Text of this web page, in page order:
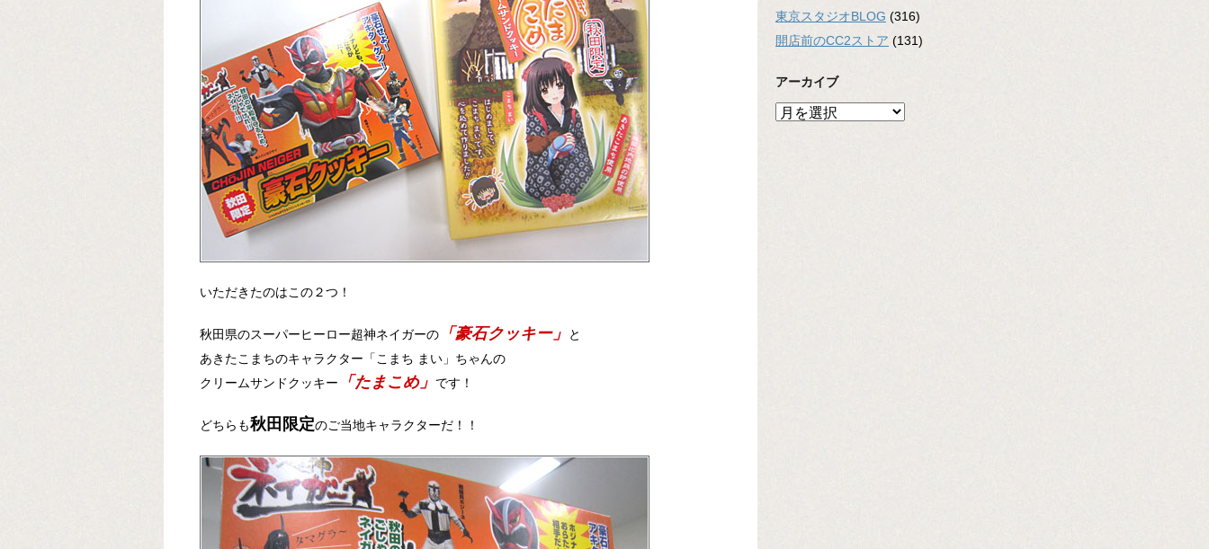
いただきたのはこの２つ！
秋田県のスーパーヒーロー超神ネイガーの 「豪石クッキー」
と
あきたこまちのキャラクター「こまち まい」ちゃんの
クリームサンドクッキー
「たまこめ」 です！
どちらも秋田限定のご当地キャラクターだ！！
東京スタジオBLOG (316)
開店前のCC2ストア (131)
アーカイブ
ア